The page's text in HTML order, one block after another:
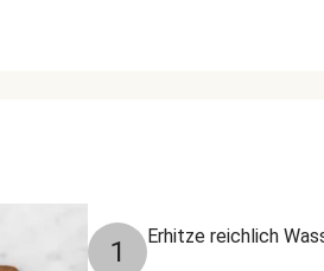
1 Erhitze reichlich